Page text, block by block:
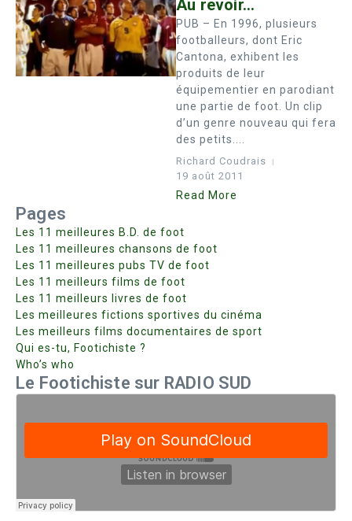
Au revoir…
PUB – En 1996, plusieurs
footballeurs, dont Eric
Cantona, exhibent les
produits de leur
équipementier en parodiant
une partie de foot. Un clip
d’un genre nouveau qui fera
des petits....
Richard Coudrais
19 août 2011
Read More
Pages
Les 11 meilleures B.D. de foot
Les 11 meilleures chansons de foot
Les 11 meilleures pubs TV de foot
Les 11 meilleurs films de foot
Les 11 meilleurs livres de foot
Les meilleures fictions sportives du cinéma
Les meilleurs films documentaires de sport
Qui es-tu, Footichiste ?
Who’s who
Le Footichiste sur RADIO SUD